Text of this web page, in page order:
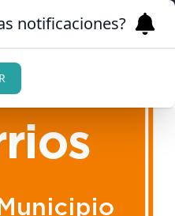
9 años que
notificaciones?